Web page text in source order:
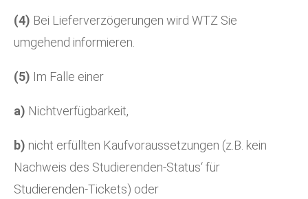
(4) Bei Lieferverzögerungen wird WTZ Sie
umgehend informieren.
(5) Im Falle einer
a) Nichtverfügbarkeit,
b) nicht erfüllten Kaufvoraussetzungen (z.B. kein
Nachweis des Studierenden-Status‘ für
Studierenden-Tickets) oder